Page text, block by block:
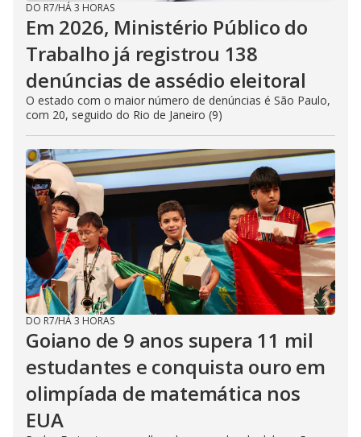
DO R7/HÁ 3 HORAS
Em 2026, Ministério Público do
Trabalho já registrou 138
denúncias de assédio eleitoral
O estado com o maior número de denúncias é São Paulo,
com 20, seguido do Rio de Janeiro (9)
DO R7/HÁ 3 HORAS
Goiano de 9 anos supera 11 mil
estudantes e conquista ouro em
olimpíada de matemática nos
EUA